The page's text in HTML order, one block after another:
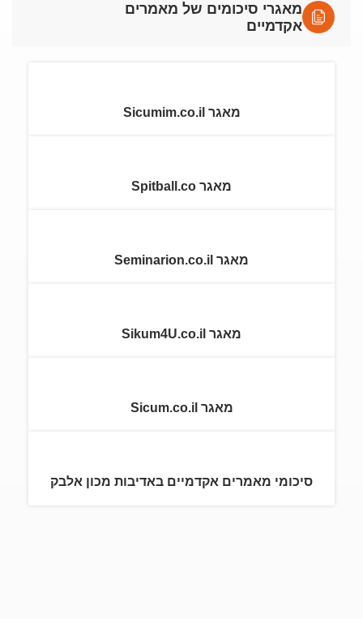
מאגרי סיכומים של מאמרים
אקדמיים
מאגר Sicumim.co.il
מאגר Spitball.co
מאגר Seminarion.co.il
מאגר Sikum4U.co.il
מאגר Sicum.co.il
סיכומי מאמרים אקדמיים באדיבות מכון אלבק